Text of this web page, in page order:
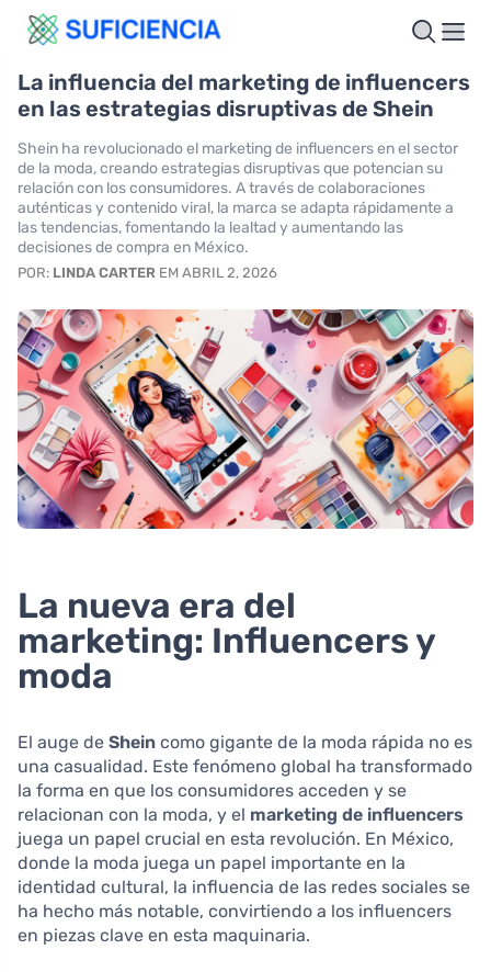
La influencia del marketing de influencers
en las estrategias disruptivas de Shein
Shein ha revolucionado el marketing de influencers en el sector
de la moda, creando estrategias disruptivas que potencian su
relación con los consumidores. A través de colaboraciones
auténticas y contenido viral, la marca se adapta rápidamente a
las tendencias, fomentando la lealtad y aumentando las
decisiones de compra en México.
POR: LINDA CARTER EM ABRIL 2, 2026
La nueva era del
marketing: Influencers y
moda
El auge de Shein como gigante de la moda rápida no es
una casualidad. Este fenómeno global ha transformado
la forma en que los consumidores acceden y se
relacionan con la moda, y el marketing de influencers
juega un papel crucial en esta revolución. En México,
donde la moda juega un papel importante en la
identidad cultural, la influencia de las redes sociales se
ha hecho más notable, convirtiendo a los influencers
en piezas clave en esta maquinaria.